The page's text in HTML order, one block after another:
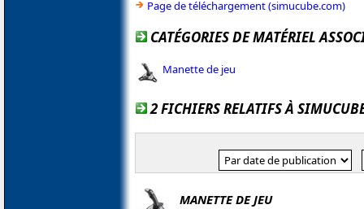
Page de téléchargement (simucube.com)
CATÉGORIES DE MATÉRIEL
Manette de jeu
2 FICHIERS RELATIFS À
MANETTE DE JEU